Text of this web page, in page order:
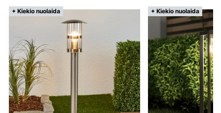
+ Kiekio nuolaida + Kiekio nuolaida